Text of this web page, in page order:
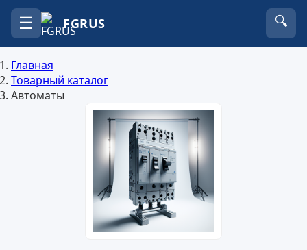
☰ FGRUS 🔍
Главная
Товарный каталог
Автоматы